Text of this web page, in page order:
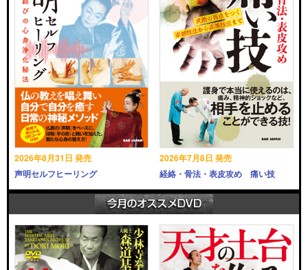
2026年8月31日 発売
声明セルフヒーリング
2026年7月8日 発売
経絡・骨法・表皮攻め 痛い技